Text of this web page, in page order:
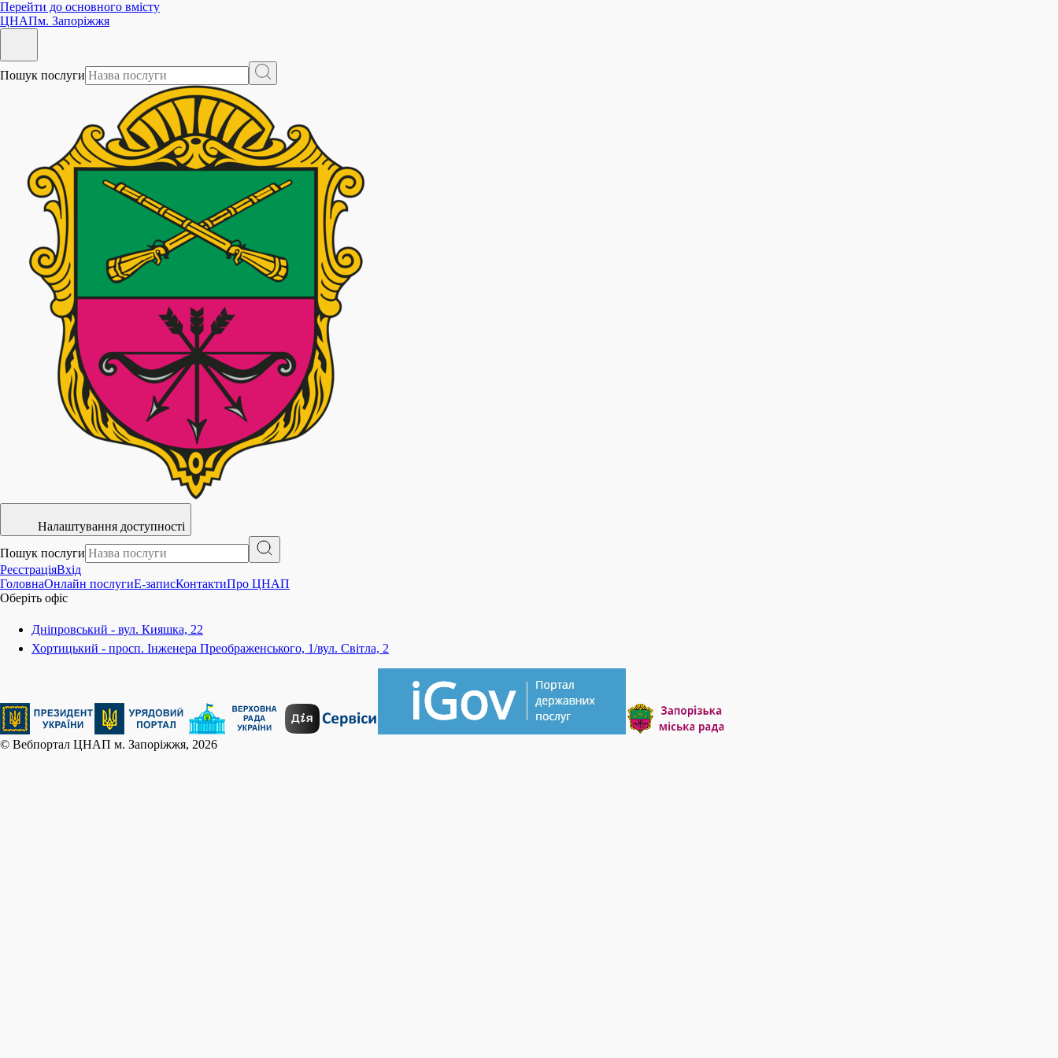
Перейти до основного вмісту
ЦНАПм. Запоріжжя
Пошук послуги
Налаштування доступності
Пошук послуги
РеєстраціяВхід
ГоловнаОнлайн послугиE-записКонтактиПро ЦНАП
Оберіть офіс
Дніпровський - вул. Кияшка, 22
Хортицький - просп. Інженера Преображенського, 1/вул. Світла, 2
© Вебпортал ЦНАП м. Запоріжжя, 2026